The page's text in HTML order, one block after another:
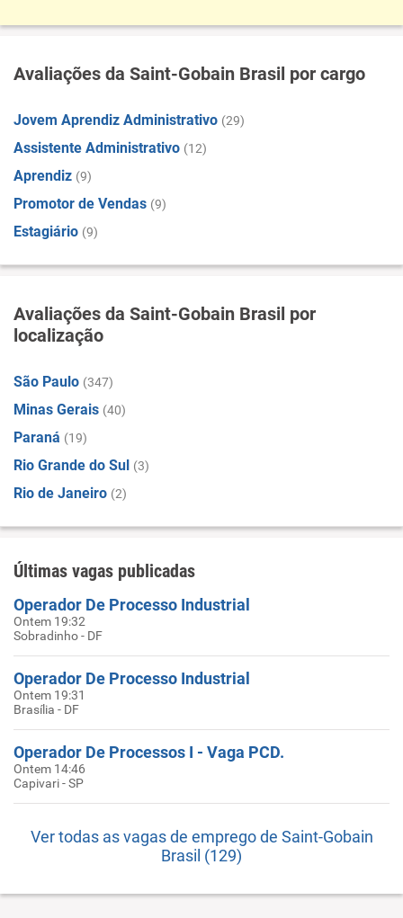
Avaliações da Saint-Gobain Brasil por cargo
Jovem Aprendiz Administrativo (29)
Assistente Administrativo (12)
Aprendiz (9)
Promotor de Vendas (9)
Estagiário (9)
Avaliações da Saint-Gobain Brasil por
localização
São Paulo (347)
Minas Gerais (40)
Paraná (19)
Rio Grande do Sul (3)
Rio de Janeiro (2)
Últimas vagas publicadas
Operador De Processo Industrial
Ontem 19:32
Sobradinho - DF
Operador De Processo Industrial
Ontem 19:31
Brasília - DF
Operador De Processos I - Vaga PCD.
Ontem 14:46
Capivari - SP
Ver todas as vagas de emprego de Saint-Gobain
Brasil (129)